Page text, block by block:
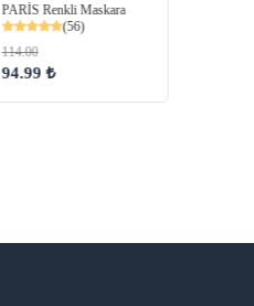
PARİS Renkli Maskara
(56)
114.00
94.99 ₺